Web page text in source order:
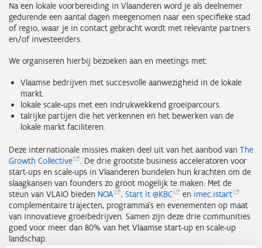
Na een lokale voorbereiding in Vlaanderen word je als deelnemer
gedurende een aantal dagen meegenomen naar een specifieke stad
of regio, waar je in contact gebracht wordt met relevante partners
en/of investeerders.
We organiseren hierbij bezoeken aan en meetings met:
Vlaamse bedrijven met succesvolle aanwezigheid in de lokale
markt.
lokale scale-ups met een indrukwekkend groeiparcours.
talrijke partijen die het verkennen en het bewerken van de
lokale markt faciliteren.
Deze internationale missies maken deel uit van het aanbod van The
Growth Collective
. De drie grootste business acceleratoren voor
start-ups en scale-ups in Vlaanderen bundelen hun krachten om de
slaagkansen van founders zo groot mogelijk te maken. Met de
steun van VLAIO bieden NOA , Start it@KBC en imec.istart
complementaire trajecten, programma’s en evenementen op maat
van innovatieve groeibedrijven. Samen zijn deze drie communities
goed voor meer dan 80% van het Vlaamse start-up en scale-up
landschap.